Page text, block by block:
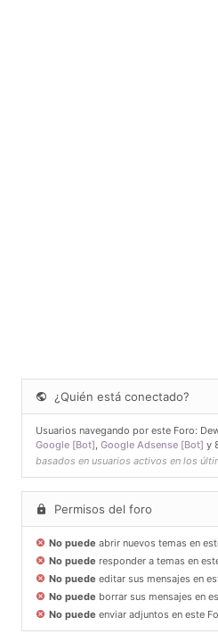
¿Quién está conectado?
Usuarios navegando por este Foro:
Google [Bot], Google Adsense [Bot] y
basados en usuarios activos en los
Permisos del foro
No puede abrir nuevos temas en
No puede responder a temas en
No puede editar sus mensajes en
No puede borrar sus mensajes en
No puede enviar adjuntos en este